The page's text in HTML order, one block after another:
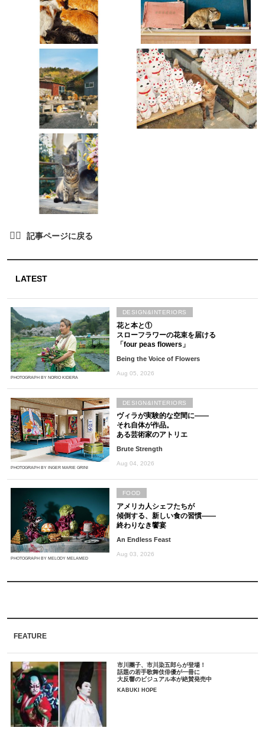
LATEST
PHOTOGRAPH BY NORIO KIDERA
花と本と①
スローフラワーの花束を届ける
「four peas flowers」
Being the Voice of Flowers
Aug 05, 2026
DESIGN&INTERIORS
PHOTOGRAPH BY INGER MARIE GRINI
ヴィラが実験的な空間に――
それ自体が作品。
ある芸術家のアトリエ
Brute Strength
Aug 04, 2026
DESIGN&INTERIORS
PHOTOGRAPH BY MELODY MELAMED
アメリカ人シェフたちが
傾倒する、新しい食の習慣――
終わりなき饗宴
An Endless Feast
Aug 03, 2026
FOOD
FEATURE
市川團子、市川染五郎らが登場！
話題の若手歌舞伎俳優が一冊に
大反響のビジュアル本が絶賛発売中
KABUKI HOPE